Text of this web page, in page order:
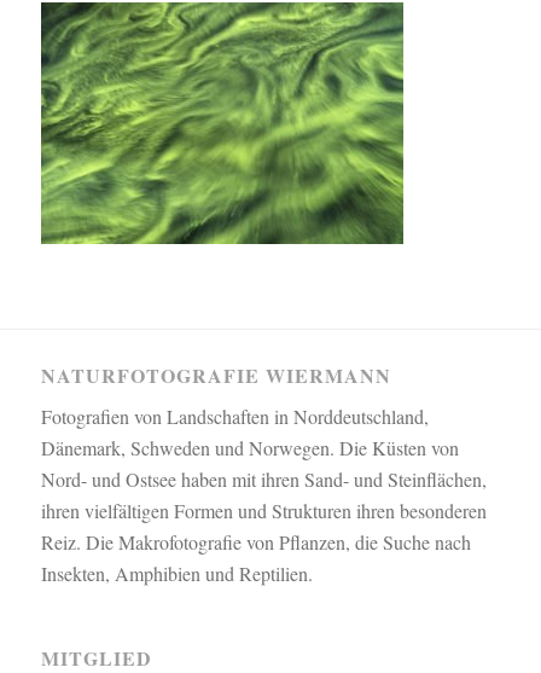
NATURFOTOGRAFIE WIERMANN
Fotografien von Landschaften in Norddeutschland,
Dänemark, Schweden und Norwegen. Die Küsten von
Nord- und Ostsee haben mit ihren Sand- und Steinflächen,
ihren vielfältigen Formen und Strukturen ihren besonderen
Reiz. Die Makrofotografie von Pflanzen, die Suche nach
Insekten, Amphibien und Reptilien.
MITGLIED